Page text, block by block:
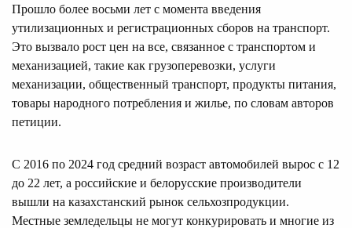
Прошло более восьми лет с момента введения
утилизационных и регистрационных сборов на транспорт.
Это вызвало рост цен на все, связанное с транспортом и
механизацией, такие как грузоперевозки, услуги
механизации, общественный транспорт, продукты питания,
товары народного потребления и жилье, по словам авторов
петиции.
С 2016 по 2024 год средний возраст автомобилей вырос с 12
до 22 лет, а российские и белорусские производители
вышли на казахстанский рынок сельхозпродукции.
Местные земледельцы не могут конкурировать и многие из